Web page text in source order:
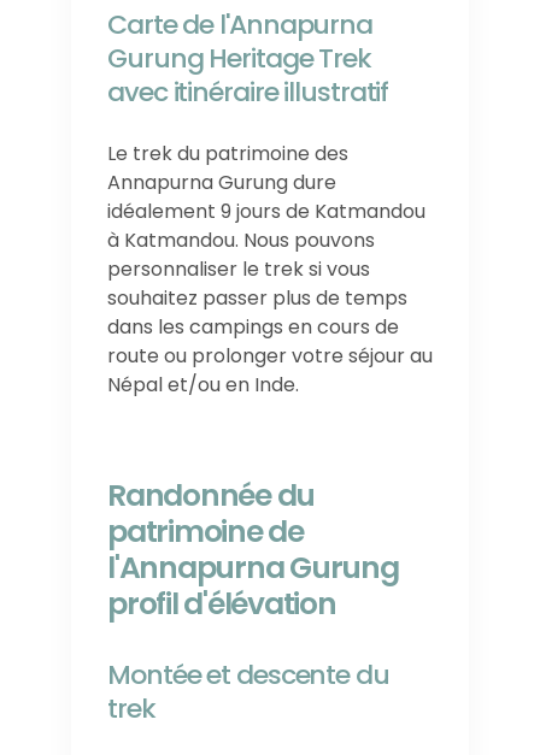
Carte de l'Annapurna
Gurung Heritage Trek
avec itinéraire illustratif
Le trek du patrimoine des
Annapurna Gurung dure
idéalement 9 jours de Katmandou
à Katmandou. Nous pouvons
personnaliser le trek si vous
souhaitez passer plus de temps
dans les campings en cours de
route ou prolonger votre séjour au
Népal et/ou en Inde.
Randonnée du
patrimoine de
l'Annapurna Gurung
profil d'élévation
Montée et descente du
trek